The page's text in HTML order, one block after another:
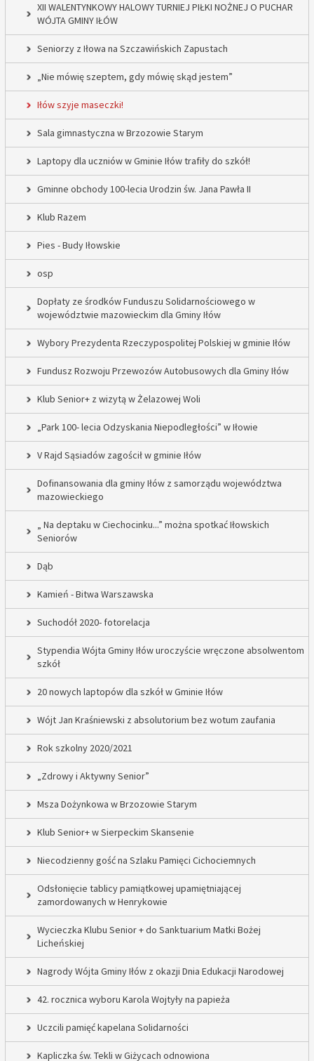
XII WALENTYNKOWY HALOWY TURNIEJ PIŁKI NOŻNEJ O PUCHAR
WÓJTA GMINY IŁÓW
Seniorzy z Iłowa na Szczawińskich Zapustach
„Nie mówię szeptem, gdy mówię skąd jestem”
Iłów szyje maseczki!
Sala gimnastyczna w Brzozowie Starym
Laptopy dla uczniów w Gminie Iłów trafiły do szkół!
Gminne obchody 100-lecia Urodzin św. Jana Pawła II
Klub Razem
Pies - Budy Iłowskie
osp
Dopłaty ze środków Funduszu Solidarnościowego w
województwie mazowieckim dla Gminy Iłów
Wybory Prezydenta Rzeczypospolitej Polskiej w gminie Iłów
Fundusz Rozwoju Przewozów Autobusowych dla Gminy Iłów
Klub Senior+ z wizytą w Żelazowej Woli
„Park 100- lecia Odzyskania Niepodległości” w Iłowie
V Rajd Sąsiadów zagościł w gminie Iłów
Dofinansowania dla gminy Iłów z samorządu województwa
mazowieckiego
„ Na deptaku w Ciechocinku...” można spotkać Iłowskich
Seniorów
Dąb
Kamień - Bitwa Warszawska
Suchodół 2020- fotorelacja
Stypendia Wójta Gminy Iłów uroczyście wręczone absolwentom
szkół
20 nowych laptopów dla szkół w Gminie Iłów
Wójt Jan Kraśniewski z absolutorium bez wotum zaufania
Rok szkolny 2020/2021
„Zdrowy i Aktywny Senior”
Msza Dożynkowa w Brzozowie Starym
Klub Senior+ w Sierpeckim Skansenie
Niecodzienny gość na Szlaku Pamięci Cichociemnych
Odsłonięcie tablicy pamiątkowej upamiętniającej
zamordowanych w Henrykowie
Wycieczka Klubu Senior + do Sanktuarium Matki Bożej
Licheńskiej
Nagrody Wójta Gminy Iłów z okazji Dnia Edukacji Narodowej
42. rocznica wyboru Karola Wojtyły na papieża
Uczcili pamięć kapelana Solidarności
Kapliczka św. Tekli w Giżycach odnowiona